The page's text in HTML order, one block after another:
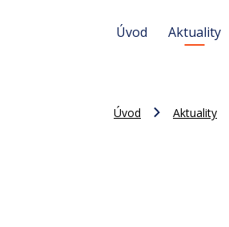
Úvod Aktuality
Úvod Aktuality